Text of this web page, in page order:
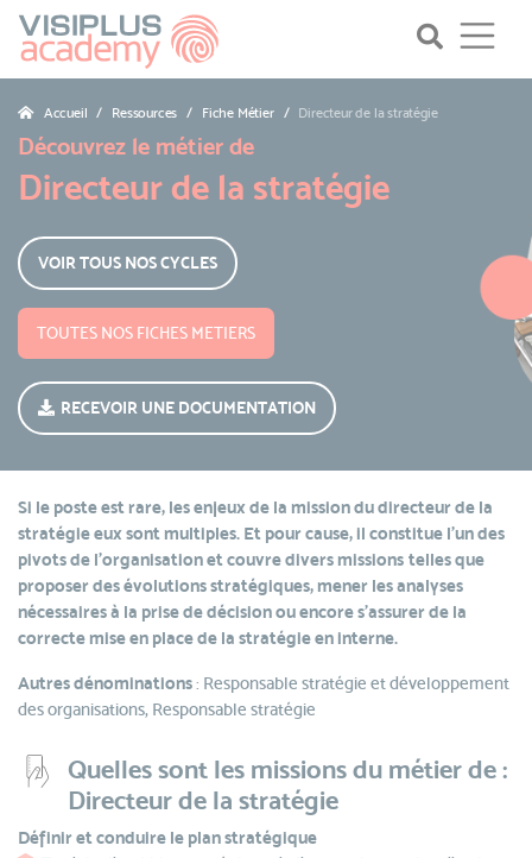
Accueil Ressources Fiche Métier Directeur de la stratégie
Découvrez le métier de
Directeur de la stratégie
VOIR TOUS NOS CYCLES
TOUTES NOS FICHES METIERS
RECEVOIR UNE DOCUMENTATION
Si le poste est rare, les enjeux de la mission du directeur de la
stratégie eux sont multiples. Et pour cause, il constitue l'un des
pivots de l'organisation et couvre divers missions telles que
proposer des évolutions stratégiques, mener les analyses
nécessaires à la prise de décision ou encore s’assurer de la
correcte mise en place de la stratégie en interne.
Autres dénominations: Responsable stratégie et développement
des organisations, Responsable stratégie
Quelles sont les missions du métier de :
Directeur de la stratégie
Définir et conduire le plan stratégique